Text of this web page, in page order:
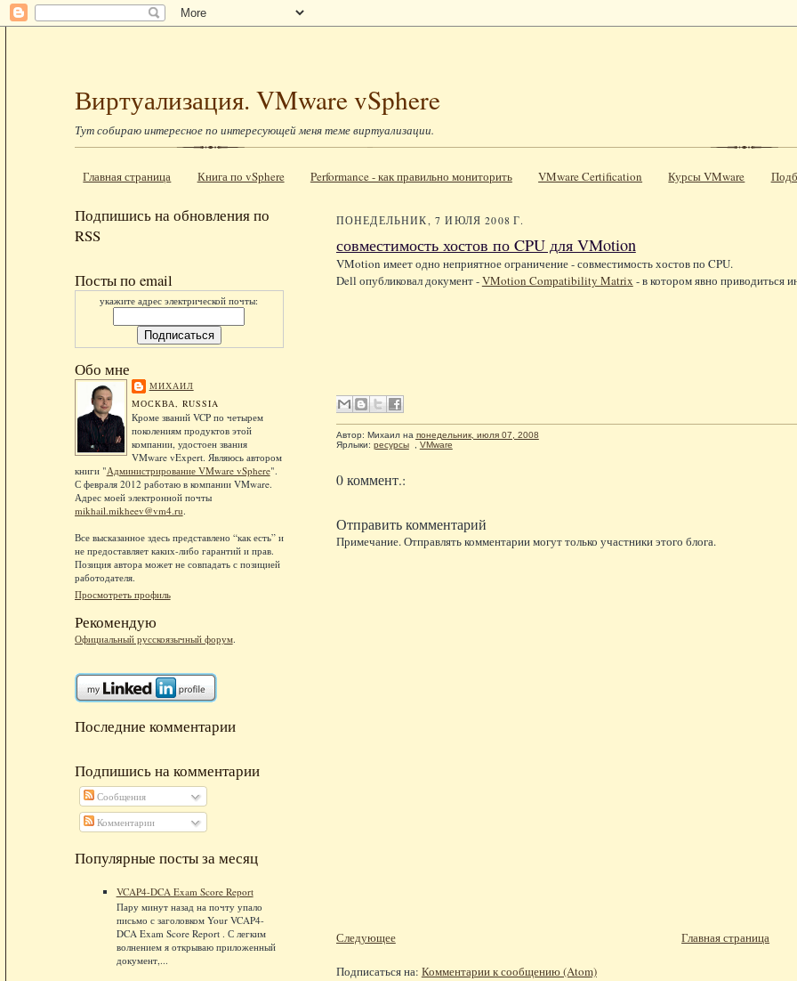
Виртуализация. VMware vSphere
Тут собираю интересное по интересующей меня теме виртуализации.
Главная страница Книга по vSphere Performance - как правильно мониторить VMware Certification Курсы VMware
Подпишись на обновления по
RSS
Посты по email
укажите адрес электрической почты:
Обо мне
МИХАИЛ
МОСКВА, RUSSIA
Кроме званий VCP по четырем
поколениям продуктов этой
компании, удостоен звания
VMware vExpert. Являюсь автором
книги "Администрирование VMware vSphere".
С февраля 2012 работаю в компании VMware.
Адрес моей электронной почты
mikhail.mikheev@vm4.ru.
Все высказанное здесь представлено “как есть” и
не предоставляет каких-либо гарантий и прав.
Позиция автора может не совпадать с позицией
работодателя.
Просмотреть профиль
Рекомендую
Официальный русскоязычный форум.
Последние комментарии
Подпишись на комментарии
Сообщения
Комментарии
Популярные посты за месяц
VCAP4-DCA Exam Score Report
Пару минут назад на почту упало
письмо с заголовком Your VCAP4-
DCA Exam Score Report . С легким
волнением я открываю приложенный
документ,...
ПОНЕДЕЛЬНИК, 7 ИЮЛЯ 2008 Г.
совместимость хостов по CPU для VMotion
VMotion имеет одно неприятное ограничение - совместимость хостов по CPU.
Dell опубликовал документ -VMotion Compatibility Matrix - в котором явно приводиться
Автор: Михаил на понедельник, июля 07, 2008
Ярлыки: ресурсы VMware
0 коммент.:
Отправить комментарий
Примечание. Отправлять комментарии могут только участники этого блога.
Следующее Главная страница
Подписаться на: Комментарии к сообщению (Atom)